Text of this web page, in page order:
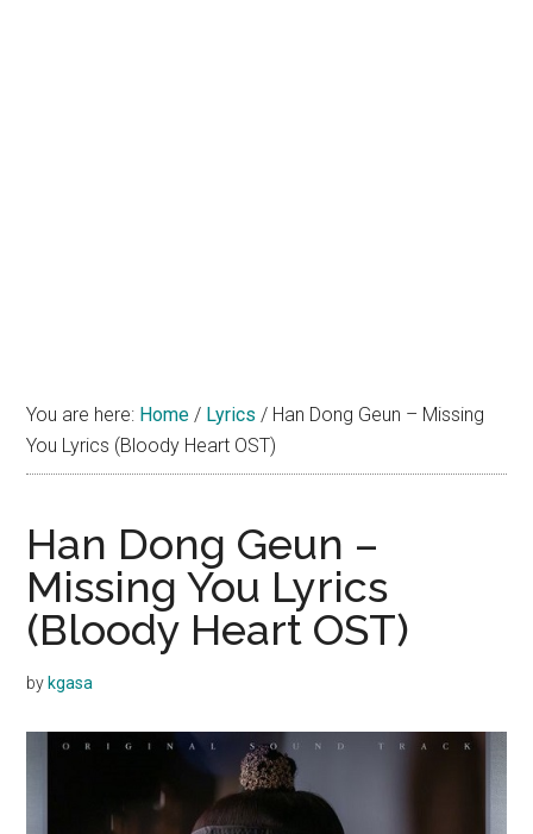
You are here: Home / Lyrics / Han Dong Geun – Missing
You Lyrics (Bloody Heart OST)
Han Dong Geun –
Missing You Lyrics
(Bloody Heart OST)
by kgasa